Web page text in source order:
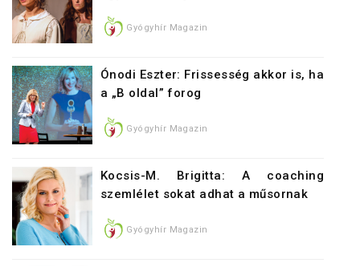
Gyógyhír Magazin
Ónodi Eszter: Frissesség akkor is, ha
a „B oldal” forog
Gyógyhír Magazin
Kocsis-M. Brigitta: A coaching
szemlélet sokat adhat a műsornak
Gyógyhír Magazin